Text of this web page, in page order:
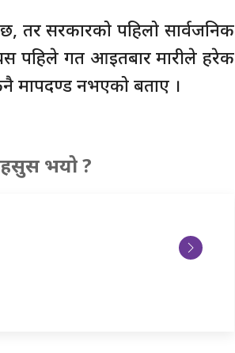
तर सरकारको पहिलो सार्वजनिक
यस पहिले गत आइतबार मारीले हरेक
मापदण्ड नभएको बताए ।
भयो ?